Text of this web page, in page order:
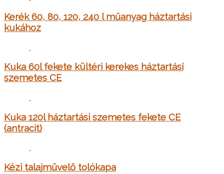
Kerék 60, 80, 120, 240 l műanyag háztartási
kukához
Kuka 60l fekete kültéri kerekes háztartási
szemetes CE
Kuka 120l háztartási szemetes fekete CE
(antracit)
Kézi talajművelő tolókapa